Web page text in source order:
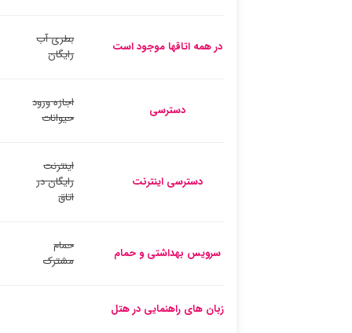
در همه اتاقها موجود است
بطری آب
رایگان
دسترسی
اجازه ورود
حیوانات
دسترسی اینترنت
اینترنت
رایگان در
اتاق
سرویس بهداشتی و حمام
حمام
مشترک
زبان های راهنمایی در هتل